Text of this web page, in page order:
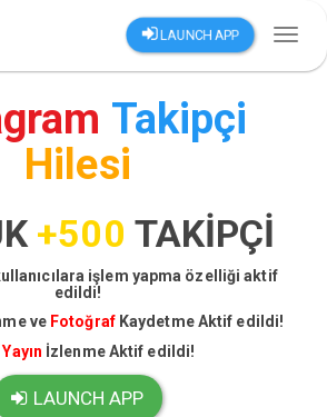
LAUNCH APP
Takipçi
Hilesi
+500 TAKİPÇİ
işlem yapma özelliği aktif
edildi!
ve Fotoğraf Kaydetme Aktif edildi!
İzlenme Aktif edildi!
LAUNCH APP